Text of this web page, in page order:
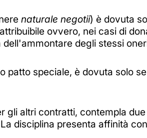
naturale negotii) è dovuta
ovvero, nei casi di
degli stessi
patto speciale, è dovuta solo
gli altri contratti, contempla
a disciplina presenta affinità